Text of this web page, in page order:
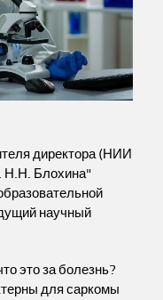
директора (НИИ
Блохина"
научный
это за болезнь?
для саркомы